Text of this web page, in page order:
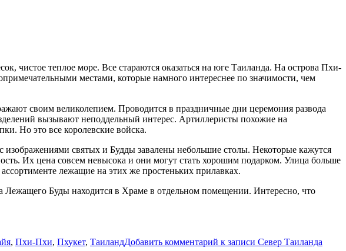
чистое теплое море. Все стараются оказаться на юге Таиланда. На острова Пхи-
местами, которые намного интереснее по значимости, чем
своим великолепием. Проводится в праздничные дни церемония развода
вызывают неподдельный интерес. Артиллеристы похожие на
Но это все королевские войска.
изображениями святых и Будды завалены небольшие столы. Некоторые кажутся
Их цена совсем невысока и они могут стать хорошим подарком. Улица больше
лежащие на этих же простеньких прилавках.
Лежащего Буды находится в Храме в отдельном помещении. Интересно, что
, Пхи-Пхи, Пхукет, ТаиландДобавить комментарий к записи Север Таиланда